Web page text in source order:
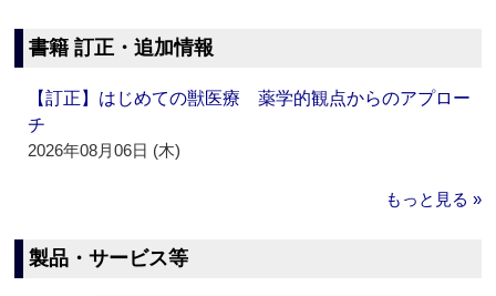
書籍 訂正・追加情報
【訂正】はじめての獣医療 薬学的観点からのアプロー
チ
2026年08月06日 (木)
もっと見る »
製品・サービス等